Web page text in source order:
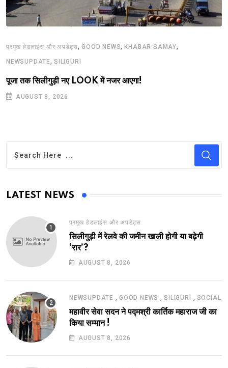
प्रमुख हेडलाइंस और अपडेट्स,GOOD NEWS,KHABAR SAMAY,
NEWSUPDATE, SILIGURI
पूजा तक सिलीगुड़ी नए LOOK में नजर आएगा!
AUGUST 8, 2026
LATEST NEWS
प्रमुख हेडलाइंस और अपडेट्स
सिलीगुड़ी में रेलवे की जमीन खाली होगी या बढ़ेगी
‘रार’?
AUGUST 8, 2026
NEWSUPDATE , GOOD NEWS ,SILIGURI , SOCIAL
महावीर सेवा सदन ने पद्मश्री कार्तिक महाराज जी का
किया सम्मान !
AUGUST 8, 2026